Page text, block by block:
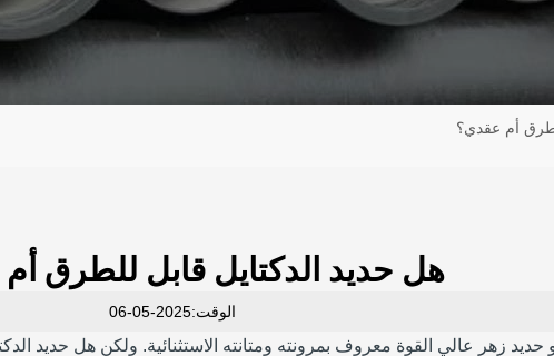
أم عقدي؟
هل حديد الدكتايل قابل للطرق
الوقت:2025-05-06
حديد زهر عالي القوة معروف بمرونته ومتانته الاستثنائية. ولكن هل حديد